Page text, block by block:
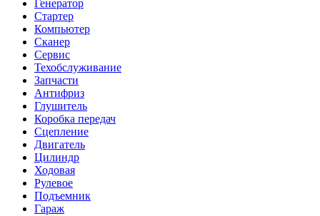
Генератор
Стартер
Компьютер
Сканер
Сервис
Техобслуживание
Запчасти
Антифриз
Глушитель
Коробка передач
Сцепление
Двигатель
Цилиндр
Ходовая
Рулевое
Подъемник
Гараж